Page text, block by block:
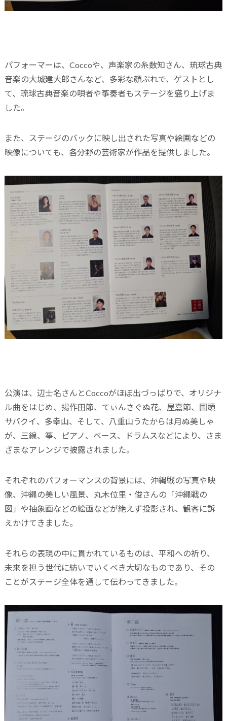
パフォーマーは、Coccoや、声楽家の糸数知さん、琉球古典
音楽の大城建大郎さんなど、多彩な顔ぶれで、ゲストとし
て、琉球古典音楽の唄者や筝奏者もステージを盛り上げま
した。
また、ステージのバックに映し出された写真や絵画などの
映像についても、各分野の芸術家が作品を提供しました。
公演は、辺士名さんとCoccoがほぼ出づっぱりで、オリジナ
ル曲をはじめ、揚作田節、てぃんさぐぬ花、屋嘉節、国頭
サバクイ、多幸山、そして、八重山うたからは月ぬ美しゃ
が、三線、筝、ピアノ、ベース、ドラムスなどにより、さま
ざまなアレンジで披露されました。
それぞれのパフォーマンスの背景には、沖縄戦の写真や映
像、沖縄の美しい風景、丸木位里・俊さんの「沖縄戦の
図」や抽象画などの絵画などが絶えず投影され、観客に訴
えかけてきました。
それらの表現の中に貫かれているものは、平和への祈り、
未来を担う世代に紡いでいくべき大切なものであり、その
ことがステージ全体を通して伝わってきました。